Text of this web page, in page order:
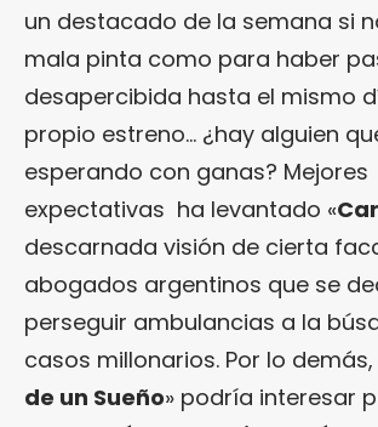
un destacado de la semana si
mala pinta como para haber
desapercibida hasta el mismo
propio estreno… ¿hay alguien
esperando con ganas? Mejores
expectativas ha levantado «
descarnada visión de cierta
abogados argentinos que se
perseguir ambulancias a la
casos millonarios. Por lo demás,
de un Sueño» podría interesar